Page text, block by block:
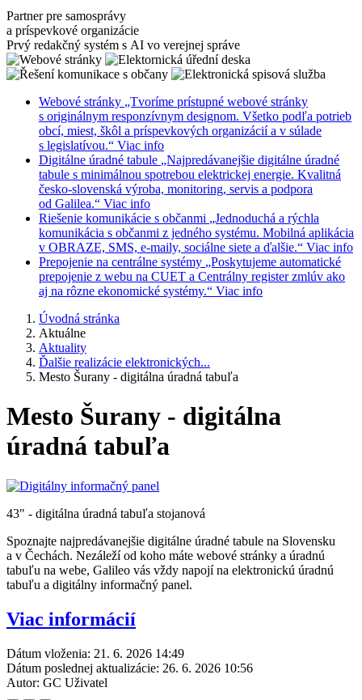
Partner pre samosprávy
a príspevkové organizácie
Prvý redakčný systém s AI vo verejnej správe
Webové stránky „Tvoríme prístupné webové stránky
s originálnym responzívnym designom. Všetko podľa potrieb
obcí, miest, škôl a príspevkových organizácií a v súlade
s legislatívou.“ Viac info
Digitálne úradné tabule „Najpredávanejšie digitálne úradné
tabule s minimálnou spotrebou elektrickej energie. Kvalitná
česko-slovenská výroba, monitoring, servis a podpora
od Galilea.“ Viac info
Riešenie komunikácie s občanmi „Jednoduchá a rýchla
komunikácia s občanmi z jedného systému. Mobilná aplikácia
v OBRAZE, SMS, e-maily, sociálne siete a ďalšie.“ Viac info
Prepojenie na centrálne systémy „Poskytujeme automatické
prepojenie z webu na CUET a Centrálny register zmlúv ako
aj na rôzne ekonomické systémy.“ Viac info
Úvodná stránka
Aktuálne
Aktuality
Ďalšie realizácie elektronických...
Mesto Šurany - digitálna úradná tabuľa
Mesto Šurany - digitálna
úradná tabuľa
43" - digitálna úradná tabuľa stojanová
Spoznajte najpredávanejšie digitálne úradné tabule na Slovensku
a v Čechách. Nezáleží od koho máte webové stránky a úradnú
tabuľu na webe, Galileo vás vždy napojí na elektronickú úradnú
tabuľu a digitálny informačný panel.
Viac informácií
Dátum vloženia: 21. 6. 2026 14:49
Dátum poslednej aktualizácie: 26. 6. 2026 10:56
Autor: GC Uživatel